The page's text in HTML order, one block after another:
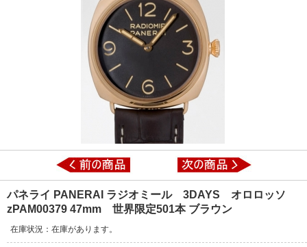
パネライ PANERAI ラジオミール 3DAYS オロロッソ
zPAM00379 47mm 世界限定501本 ブラウン
在庫状況：在庫があります。